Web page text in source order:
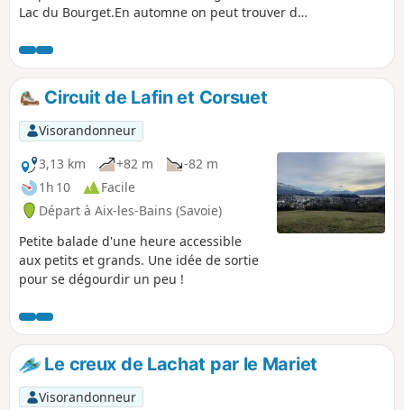
Lac du Bourget.En automne on peut trouver des
Départ de la randonnée modifiée.
Circuit de Lafin et Corsuet
Visorandonneur
3,13 km
+82 m
-82 m
1h 10
Facile
Départ à Aix-les-Bains (Savoie)
Petite balade d'une heure accessible
aux petits et grands. Une idée de sortie
pour se dégourdir un peu !
Le creux de Lachat par le Mariet
Visorandonneur